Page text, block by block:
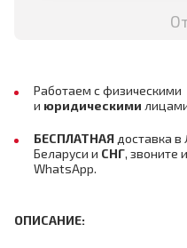
Работаем с физическими
и юридическими
БЕСПЛАТНАЯ доставка
Беларуси и СНГ, звоните
WhatsApp.
ОПИСАНИЕ: